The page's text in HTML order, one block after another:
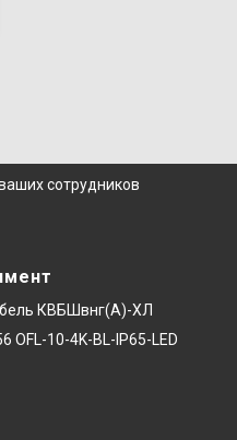
сотрудников
КВБШвнг(А)-ХЛ
OFL-10-4K-BL-IP65-LED